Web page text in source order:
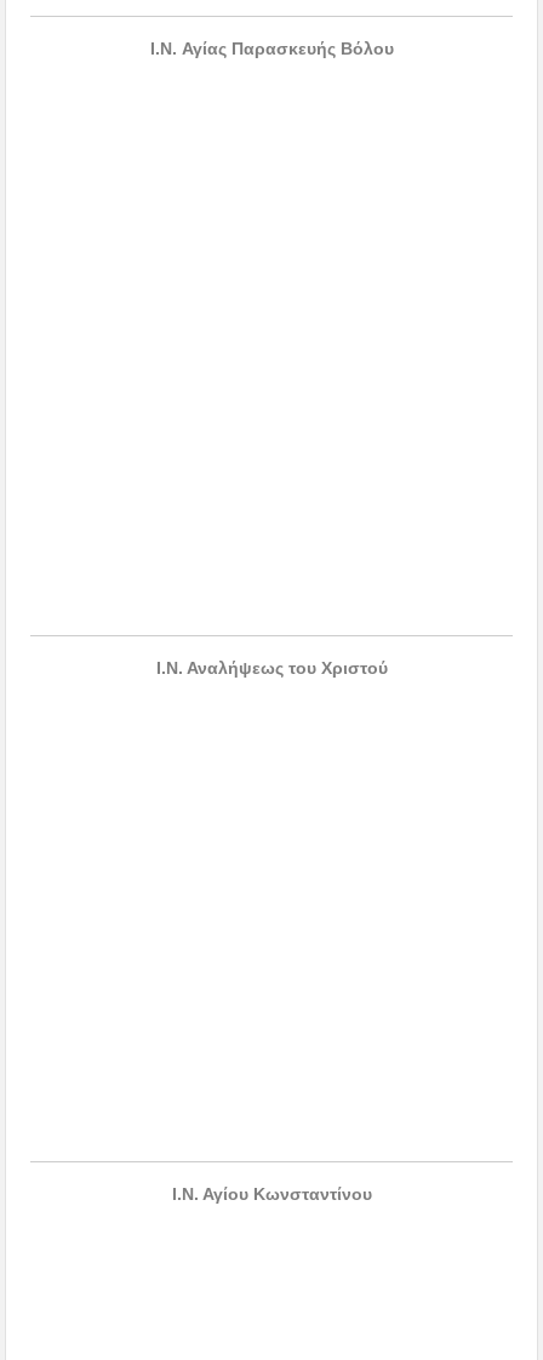
I.N. Αγίας Παρασκευής Βόλου
Ι.Ν. Αναλήψεως του Χριστού
Ι.Ν. Αγίου Κωνσταντίνου